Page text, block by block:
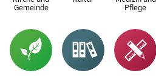
Gemeinde
Pflege